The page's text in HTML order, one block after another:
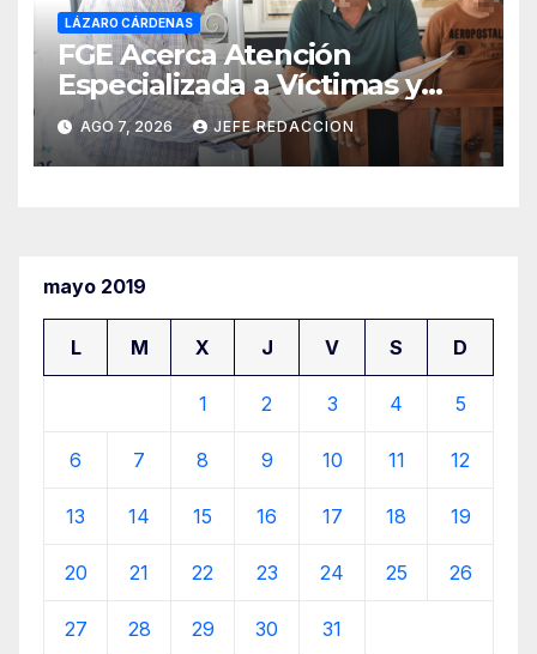
LÁZARO CÁRDENAS
FGE Acerca Atención
Especializada a Víctimas y
Ciudadanía de Coalcomán
AGO 7, 2026 JEFE REDACCION
mayo 2019
L M X J V S D
1 2 3 4 5
6 7 8 9 10 11 12
13 14 15 16 17 18 19
20 21 22 23 24 25 26
27 28 29 30 31